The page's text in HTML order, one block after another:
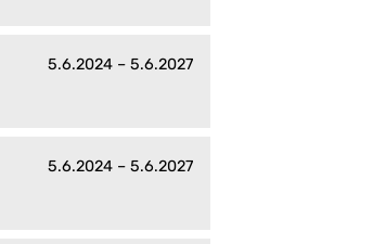
5.6.2024 – 5.6.2027
5.6.2024 – 5.6.2027